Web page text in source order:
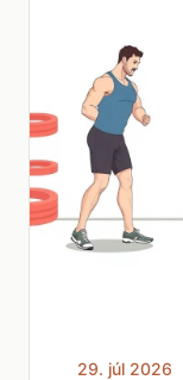
29. júl 2026